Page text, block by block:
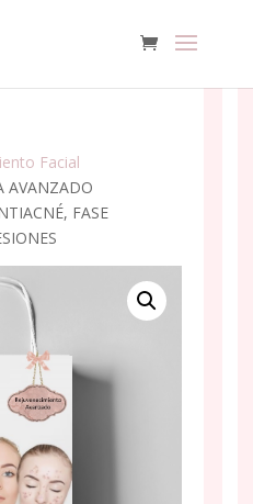
Facial
AVANZADO
FASE